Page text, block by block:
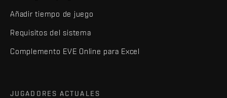
Añadir tiempo de juego
Requisitos del sistema
Complemento EVE Online para Excel
JUGADORES ACTUALES